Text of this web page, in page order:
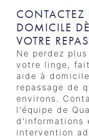
DOMICILE
VOTRE
Ne perdez
votre linge,
aide à
repassage de
environs.
l'équipe de
d'informations
intervention